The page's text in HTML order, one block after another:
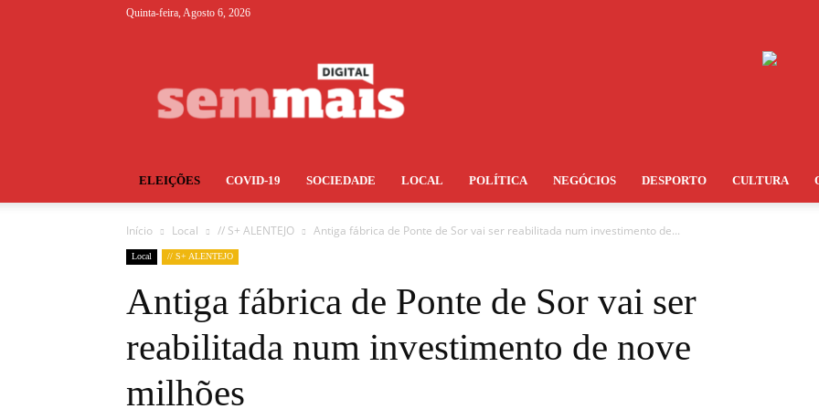
Quinta-feira, Agosto 6, 2026
ELEIÇÕES COVID-19 SOCIEDADE LOCAL POLÍTICA NEGÓCIOS DESPORTO CULTURA
Início Local // S+ ALENTEJO Antiga fábrica de Ponte de Sor vai ser reabilitada num investimento de...
Local // S+ ALENTEJO
Antiga fábrica de Ponte de Sor vai ser
reabilitada num investimento de nove
milhões